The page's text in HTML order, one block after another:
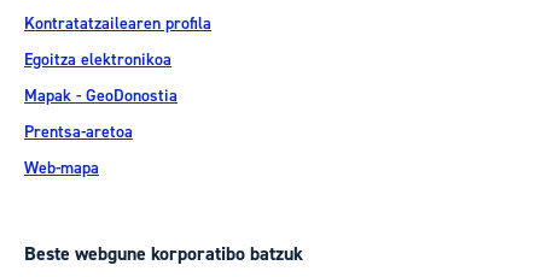
Kontratatzailearen profila
Egoitza elektronikoa
Mapak - GeoDonostia
Prentsa-aretoa
Web-mapa
Beste webgune korporatibo batzuk